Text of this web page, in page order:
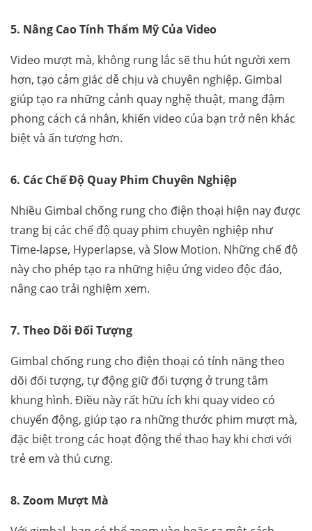
5. Nâng Cao Tính Thẩm Mỹ Của Video
Video mượt mà, không rung lắc sẽ thu hút người xem
hơn, tạo cảm giác dễ chịu và chuyên nghiệp. Gimbal
giúp tạo ra những cảnh quay nghệ thuật, mang đậm
phong cách cá nhân, khiến video của bạn trở nên khác
biệt và ấn tượng hơn.
6. Các Chế Độ Quay Phim Chuyên Nghiệp
Nhiều Gimbal chống rung cho điện thoại hiện nay được
trang bị các chế độ quay phim chuyên nghiệp như
Time-lapse, Hyperlapse, và Slow Motion. Những chế độ
này cho phép tạo ra những hiệu ứng video độc đáo,
nâng cao trải nghiệm xem.
7. Theo Dõi Đối Tượng
Gimbal chống rung cho điện thoại có tính năng theo
dõi đối tượng, tự động giữ đối tượng ở trung tâm
khung hình. Điều này rất hữu ích khi quay video có
chuyển động, giúp tạo ra những thước phim mượt mà,
đặc biệt trong các hoạt động thể thao hay khi chơi với
trẻ em và thú cưng.
8. Zoom Mượt Mà